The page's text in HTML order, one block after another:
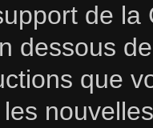
de la
dessous
que